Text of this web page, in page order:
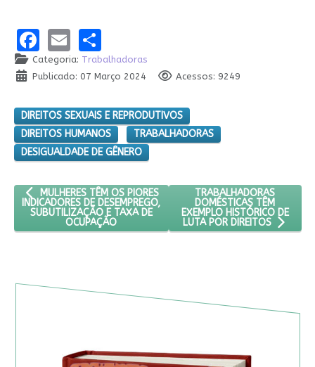
Facebook
EmailShare
Categoria: Trabalhadoras
Publicado: 07 Março 2024
Acessos: 9249
DIREITOS SEXUAIS E REPRODUTIVOS
DIREITOS HUMANOS
TRABALHADORAS
DESIGUALDADE DE GÊNERO
ARTIGO ANTERIOR: MULHERES TÊM OS PIORES INDICADORES
MULHERES TÊM OS PIORES
INDICADORES DE DESEMPREGO,
SUBUTILIZAÇÃO E TAXA DE
OCUPAÇÃO
PRÓXIMO ARTIGO:
TRABALHADORAS
DOMÉSTICAS TÊM
EXEMPLO HISTÓRICO DE
LUTA POR DIREITOS